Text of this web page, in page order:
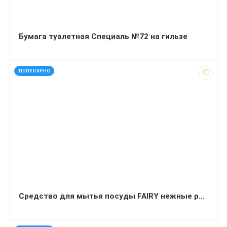
Бумага туалетная Специаль №72 на гильзе
ПОПУЛЯРНО
код: 92023
Средство для мытья посуды FAIRY нежные руки Ромашка с витаминм Е 500 миллилитров